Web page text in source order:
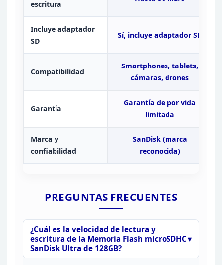
escritura
Incluye adaptador
SD
Sí, incluye adaptador SD
Compatibilidad
Smartphones, tablets,
cámaras, drones
Garantía
Garantía de por vida
limitada
Marca y
confiabilidad
SanDisk (marca
reconocida)
PREGUNTAS FRECUENTES
¿Cuál es la velocidad de lectura y
escritura de la Memoria Flash microSDHC
SanDiskUltra de 128GB?